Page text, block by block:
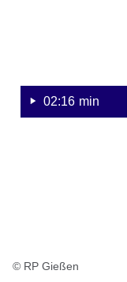
02:16 min
© RP Gießen